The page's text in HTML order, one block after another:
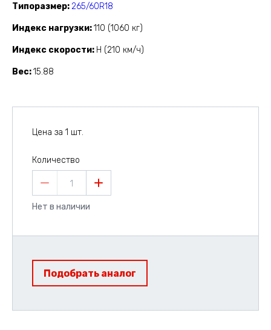
Типоразмер 265/60R18
Индекс нагрузки 110 (1060 кг)
Индекс скорости H (210 км/ч)
Вес 15.88
Цена за 1 шт.
Количество
1
Нет в наличии
Подобрать аналог